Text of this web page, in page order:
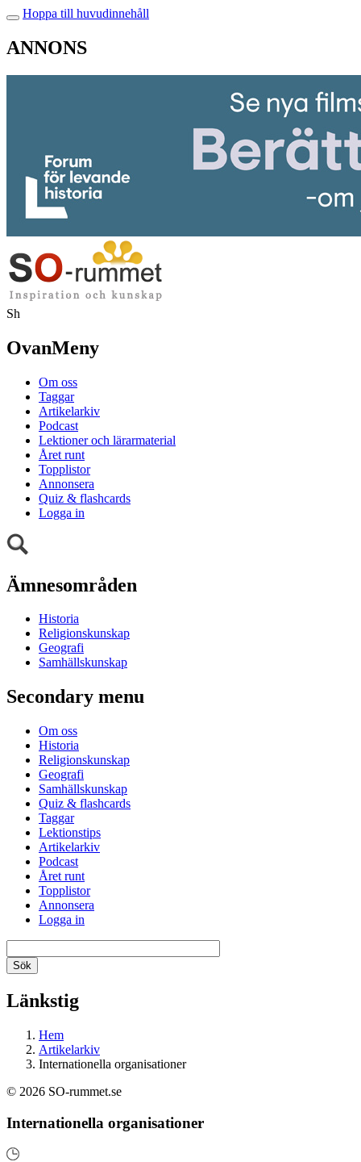
Hoppa till huvudinnehåll
ANNONS
Sh
OvanMeny
Om oss
Taggar
Artikelarkiv
Podcast
Lektioner och lärarmaterial
Året runt
Topplistor
Annonsera
Quiz & flashcards
Logga in
Ämnesområden
Historia
Religionskunskap
Geografi
Samhällskunskap
Secondary menu
Om oss
Historia
Religionskunskap
Geografi
Samhällskunskap
Quiz & flashcards
Taggar
Lektionstips
Artikelarkiv
Podcast
Året runt
Topplistor
Annonsera
Logga in
Länkstig
Hem
Artikelarkiv
Internationella organisationer
© 2026 SO-rummet.se
Internationella organisationer